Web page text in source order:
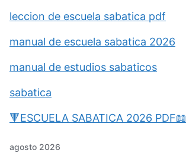
leccion de escuela sabatica pdf
manual de escuela sabatica 2026
manual de estudios sabaticos
sabatica
🔻ESCUELA SABATICA 2026 PDF📖
agosto 2026